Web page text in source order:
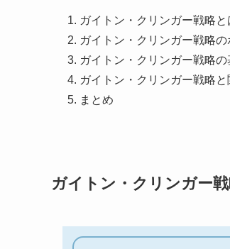
ガイトン・クリンガー戦略と
ガイトン・クリンガー戦略の
ガイトン・クリンガー戦略
ガイトン・クリンガー戦略
まとめ
ガイトン・クリンガー